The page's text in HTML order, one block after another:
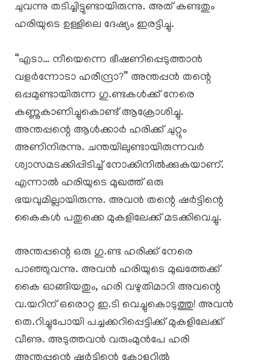
ചുവന്നു തടിച്ചിട്ടുണ്ടായിരുന്നു. അത് കണ്ടതും
ഹരിയുടെ ഉള്ളിലെ ദേഷ്യം ഇരട്ടിച്ചു.
“എടാ… നീയെന്നെ ഭീഷണിപ്പെടുത്താൻ
വളർന്നോടാ ഹരീന്ദ്രാ?” അന്തപ്പൻ തന്റെ
ഒപ്പമുണ്ടായിരുന്ന ഗു.ണ്ടകൾക്ക് നേരെ
കണ്ണുകാണിച്ചുകൊണ്ട് ആക്രോശിച്ചു.
​അന്തപ്പന്റെ ആൾക്കാർ ഹരിക്ക് ചുറ്റും
അണിനിരന്നു. ചന്തയിലുണ്ടായിരുന്നവർ
ശ്വാസമടക്കിപ്പിടിച്ച് നോക്കിനിൽക്കുകയാണ്.
എന്നാൽ ഹരിയുടെ മുഖത്ത് ഒരു
ഭയവുമില്ലായിരുന്നു. അവൻ തന്റെ ഷർട്ടിന്റെ
കൈകൾ പതുക്കെ മുകളിലേക്ക് മടക്കിവെച്ചു.
അന്തപ്പന്റെ ഒരു ഗു.ണ്ട ഹരിക്ക് നേരെ
പാഞ്ഞുവന്നു. അവൻ ഹരിയുടെ മുഖത്തേക്ക്
കൈ ഓങ്ങിയതും, ഹരി വഴുതിമാറി അവന്റെ
വ.യറിന് ഒരൊറ്റ ഇ.ടി വെച്ചുകൊടുത്തു! അവൻ
തെ.റിച്ചുപോയി പച്ചക്കറിപ്പെട്ടിക്ക് മുകളിലേക്ക്
വീണു. അടുത്തവൻ വരുംമുൻപേ ഹരി